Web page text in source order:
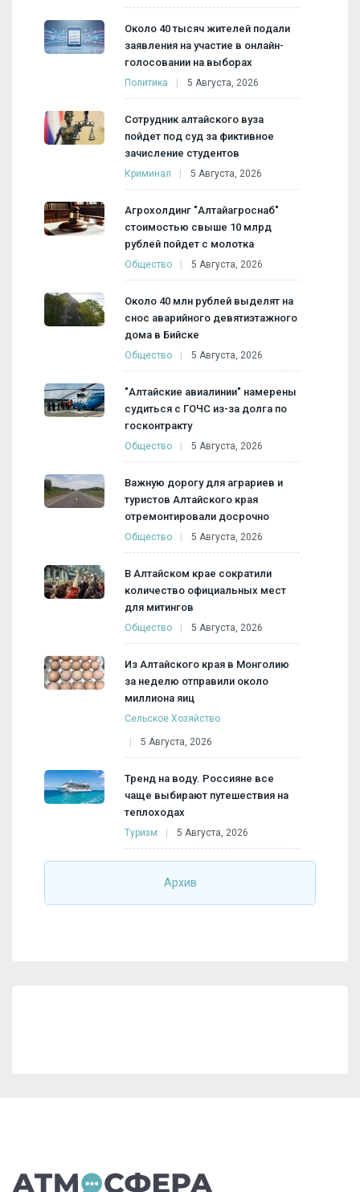
Около 40 тысяч жителей подали
заявления на участие в онлайн-
голосовании на выборах
Политика 5 Августа, 2026
Сотрудник алтайского вуза
пойдет под суд за фиктивное
зачисление студентов
Криминал 5 Августа, 2026
Агрохолдинг "Алтайагроснаб"
стоимостью свыше 10 млрд
рублей пойдет с молотка
Общество 5 Августа, 2026
Около 40 млн рублей выделят на
снос аварийного девятиэтажного
дома в Бийске
Общество 5 Августа, 2026
"Алтайские авиалинии" намерены
судиться с ГОЧС из-за долга по
госконтракту
Общество 5 Августа, 2026
Важную дорогу для аграриев и
туристов Алтайского края
отремонтировали досрочно
Общество 5 Августа, 2026
В Алтайском крае сократили
количество официальных мест
для митингов
Общество 5 Августа, 2026
Из Алтайского края в Монголию
за неделю отправили около
миллиона яиц
Сельское Хозяйство
5 Августа, 2026
Тренд на воду. Россияне все
чаще выбирают путешествия на
теплоходах
Туризм 5 Августа, 2026
Архив